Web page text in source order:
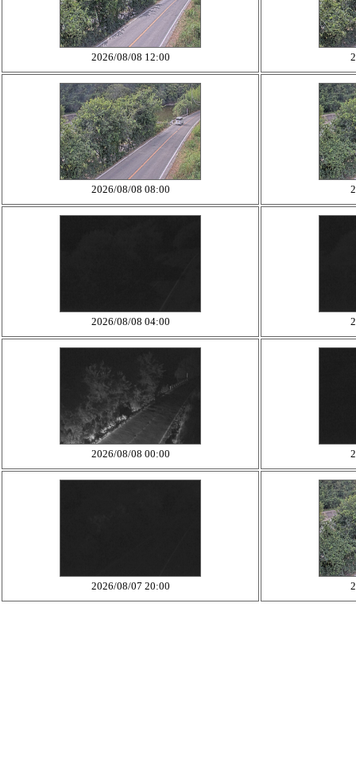
2026/08/08 12:00
2026/08/08 08:00
2026/08/08 04:00
2026/08/08 00:00
2026/08/07 20:00